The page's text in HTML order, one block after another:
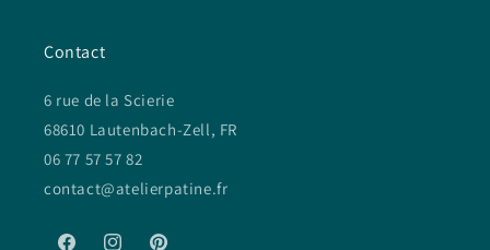
Contact
6 rue de la Scierie
68610 Lautenbach-Zell, FR
06 77 57 57 82
contact@atelierpatine.fr